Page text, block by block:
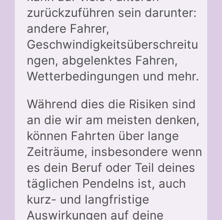
zurückzuführen sein darunter:
andere Fahrer,
Geschwindigkeitsüberschreitu
ngen, abgelenktes Fahren,
Wetterbedingungen und mehr.
Während dies die Risiken sind
an die wir am meisten denken,
können Fahrten über lange
Zeiträume, insbesondere wenn
es dein Beruf oder Teil deines
täglichen Pendelns ist, auch
kurz- und langfristige
Auswirkungen auf deine